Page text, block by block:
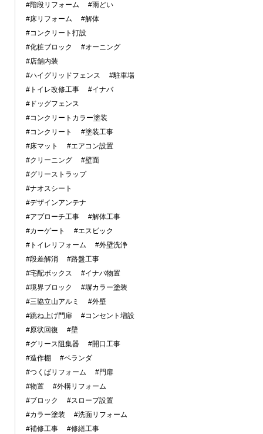
#階段リフォーム
#雨どい
#床リフォーム
#解体
#コンクリート打設
#化粧ブロック
#オーニング
#店舗内装
#ハイグリッドフェンス
#駐車場
#トイレ改修工事
#イナバ
#ドッグフェンス
#コンクリートカラー塗装
#コンクリート
#塗装工事
#床マット
#エアコン設置
#クリーニング
#壁面
#グリーストラップ
#ナオスシート
#デザインアンテナ
#アプローチ工事
#解体工事
#カーゲート
#エスビック
#トイレリフォーム
#外壁洗浄
#段差解消
#路盤工事
#宅配ボックス
#イナバ物置
#境界ブロック
#塀カラー塗装
#三協立山アルミ
#外壁
#跳ね上げ門扉
#コンセント増設
#原状回復
#壁
#グリース阻集器
#開口工事
#造作棚
#ベランダ
#つくばリフォーム
#門扉
#物置
#外構リフォーム
#ブロック
#スロープ設置
#カラー塗装
#洗面リフォーム
#補修工事
#修繕工事